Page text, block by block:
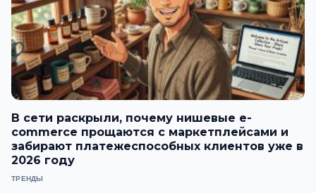
В сети раскрыли, почему нишевые e-
commerce прощаются с маркетплейсами и
забирают платежеспособных клиентов уже в
2026 году
ТРЕНДЫ